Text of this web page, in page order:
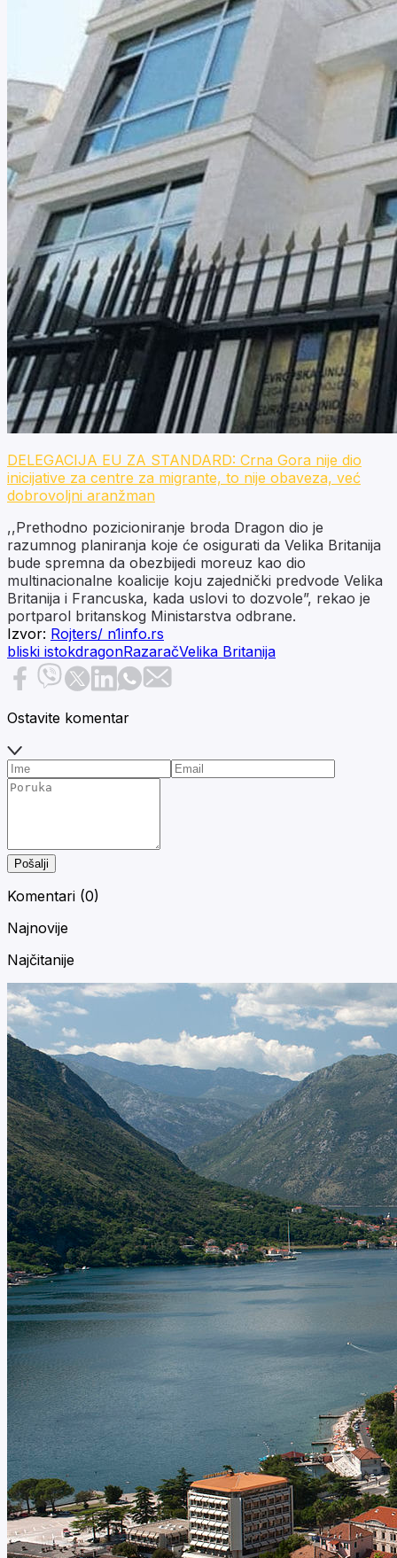
DELEGACIJA EU ZA STANDARD: Crna Gora nije dio
inicijative za centre za migrante, to nije obaveza, već
dobrovoljni aranžman
,,Prethodno pozicioniranje broda Dragon dio je
razumnog planiranja koje će osigurati da Velika Britanija
bude spremna da obezbijedi moreuz kao dio
multinacionalne koalicije koju zajednički predvode Velika
Britanija i Francuska, kada uslovi to dozvole”, rekao je
portparol britanskog Ministarstva odbrane.
Izvor: Rojters/ n1info.rs
bliski istokdragonRazaračVelika Britanija
Ostavite komentar
Pošalji
Komentari (0)
Najnovije
Najčitanije